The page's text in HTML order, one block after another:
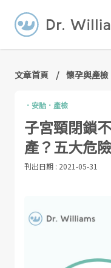
文章首頁 / 懷孕與產檢
． 安胎． 產檢
子宮頸閉鎖
產？五大危
刊出日期 : 2021-05-31